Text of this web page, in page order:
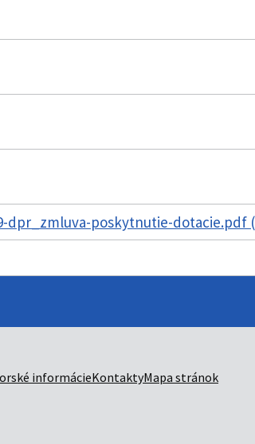
dpr_zmluva-poskytnutie-dotacie.pdf
informácieKontaktyMapa stránok